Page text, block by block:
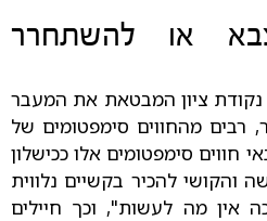
או להשתחרר
נקודת ציון המבטאת את המעבר
רבים מהחווים סימפטומים של
חווים סימפטומים אלו ככישלון
והקושי להכיר בקשיים נלווית
מה לעשות", וכך חיילים